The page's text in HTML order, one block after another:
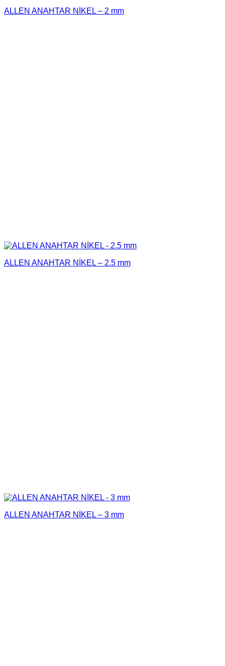
ALLEN ANAHTAR NİKEL – 2 mm
ALLEN ANAHTAR NİKEL – 2.5 mm
ALLEN ANAHTAR NİKEL – 3 mm